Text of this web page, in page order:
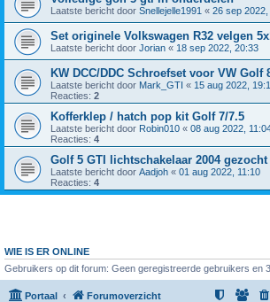
Laatste bericht door Snellejelle1991 « 26 sep 2022,
Set originele Volkswagen R32 velgen
Laatste bericht door Jorian « 18 sep 2022, 20:33
KW DCC/DDC Schroefset voor VW Golf
Laatste bericht door Mark_GTI « 15 aug 2022,
Reacties: 2
Kofferklep / hatch pop kit Golf 7/7.5
Laatste bericht door Robin010 « 08 aug 2022,
Reacties: 4
Golf 5 GTI lichtschakelaar 2004 gezocht
Laatste bericht door Aadjoh « 01 aug 2022, 11:10
Reacties: 4
WIE IS ER ONLINE
Gebruikers op dit forum: Geen geregistreerde gebruikers en
Portaal Forumoverzicht